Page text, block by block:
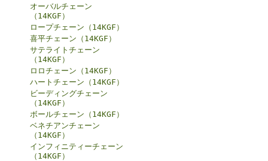
オーバルチェーン
（14KGF）
ロープチェーン（14KGF）
喜平チェーン（14KGF）
サテライトチェーン
（14KGF）
ロロチェーン（14KGF）
ハートチェーン（14KGF）
ビーディングチェーン
（14KGF）
ボールチェーン（14KGF）
ベネチアンチェーン
（14KGF）
インフィニティーチェーン
（14KGF）